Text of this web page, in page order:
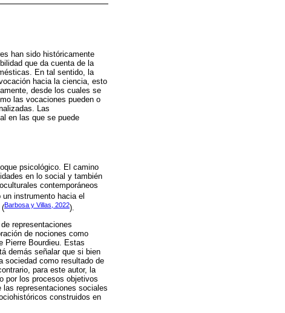
han sido históricamente
que da cuenta de la
En tal sentido, la
hacia la ciencia, esto
desde los cuales se
las vocaciones pueden o
Las
en las que se puede
psicológico. El camino
en lo social y también
contemporáneos
instrumento hacia el
(Barbosa y Villas, 2022).
representaciones
de nociones como
Pierre Bourdieu. Estas
demás señalar que si bien
sociedad como resultado de
para este autor, la
por los procesos objetivos
representaciones sociales
construidos en